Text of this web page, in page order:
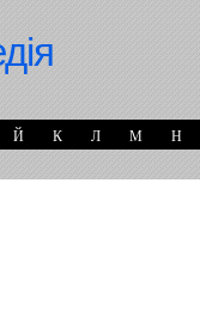
Й К Л М Н